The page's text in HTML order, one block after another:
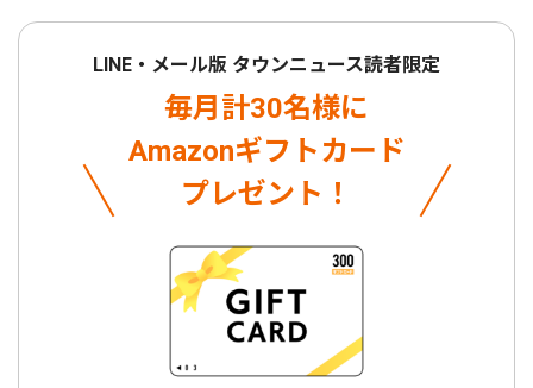
LINE・メール版 タウンニュース読者限定
毎月計30名様に
Amazonギフトカード
プレゼント！